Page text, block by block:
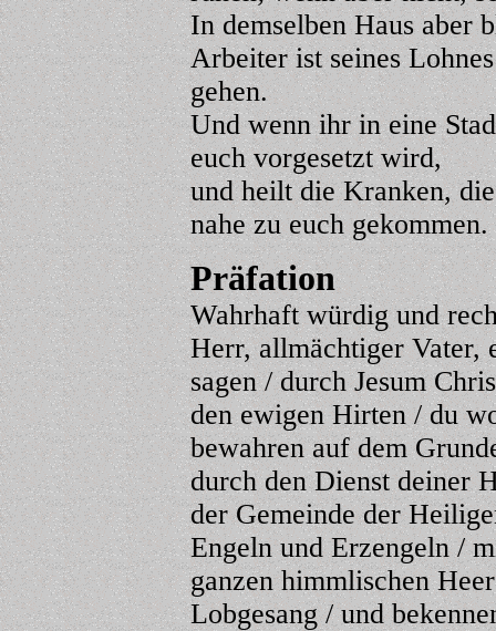
In demselben Haus aber
Arbeiter ist seines
gehen.
Und wenn ihr in eine
euch vorgesetzt wird,
und heilt die Kranken,
nahe zu euch gekommen.
Präfation
Wahrhaft würdig und
Herr, allmächtiger Vater,
sagen / durch Jesum
den ewigen Hirten / du
bewahren auf dem
durch den Dienst deiner
der Gemeinde der
Engeln und Erzengeln /
ganzen himmlischen
Lobgesang / und